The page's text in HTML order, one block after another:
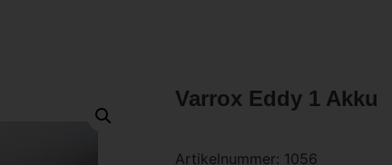
Varrox Eddy 1 Akku
Artikelnummer: 1056